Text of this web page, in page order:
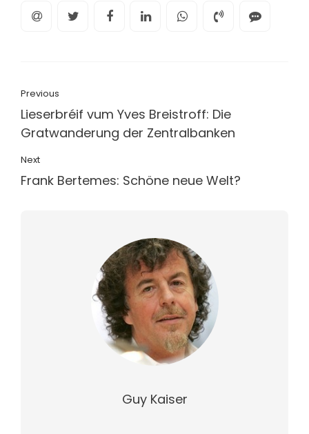
Previous
Lieserbréif vum Yves Breistroff: Die
Gratwanderung der Zentralbanken
Next
Frank Bertemes: Schöne neue Welt?
Guy Kaiser